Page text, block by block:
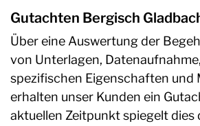
Gutachten Bergisch
Über eine Auswertung der
von Unterlagen,
spezifischen Eigenschaften und
erhalten unser Kunden ein
aktuellen Zeitpunkt spiegelt dies